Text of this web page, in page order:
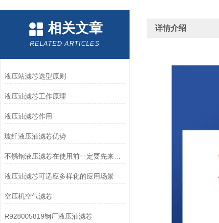
相关文章
RELATED ARTICLES
液压站滤芯选型原则
液压油滤芯工作原理
液压油滤芯作用
玻纤液压油滤芯优势
不锈钢液压滤芯在使用前一定要先来了解下这些
液压油滤芯可适应多样化的应用场景
空压机空气滤芯
R928005819钢厂液压油滤芯
详情介绍